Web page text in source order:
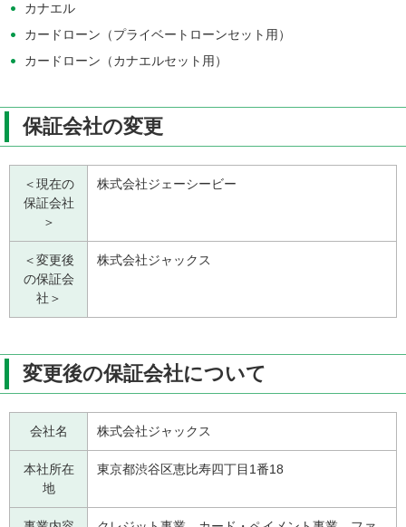
カナエル
カードローン（プライベートローンセット用）
カードローン（カナエルセット用）
保証会社の変更
＜現在の
保証会社
＞
株式会社ジェーシービー
＜変更後
の保証会
社＞
株式会社ジャックス
変更後の保証会社について
会社名 株式会社ジャックス
本社所在
地
東京都渋谷区恵比寿四丁目1番18